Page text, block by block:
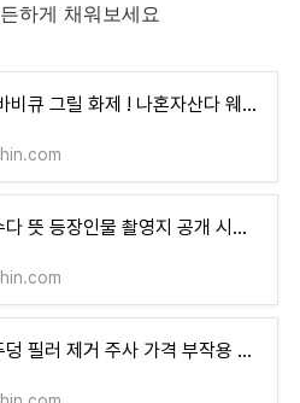
하게 채워보세요
샤이니 키 바비큐 그릴 화제 ! 나혼자산다 웨버 트래블러 가스 그릴 가격 & 후기 정리
폭싹 속았수다 뜻 등장인물 촬영지 공개 시간 총정리
구본승 눈두덩 필러 제거 주사 가격 부작용 총정리!